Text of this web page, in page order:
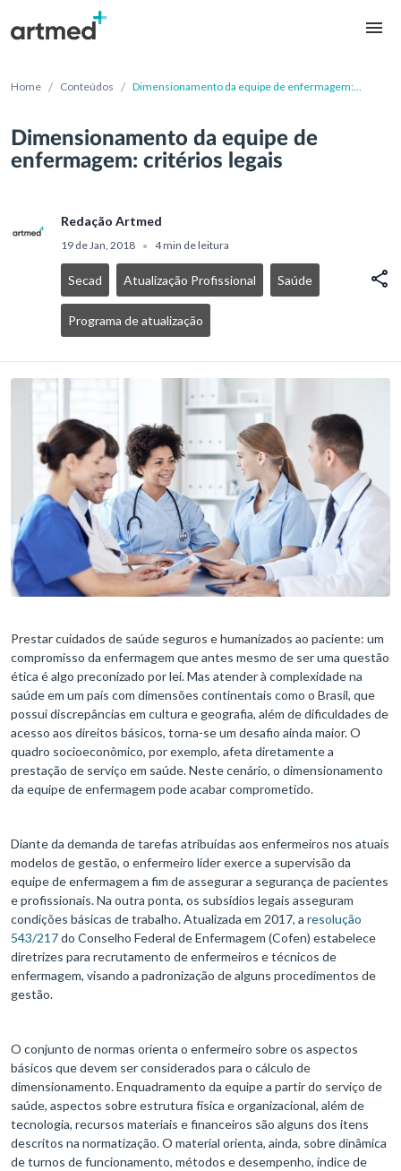
Home / Conteúdos / Dimensionamento da equipe de enfermagem:
Dimensionamento da equipe de
enfermagem: critérios legais
Redação Artmed
19 de Jan, 2018 • 4 min de leitura
Secad Atualização Profissional Saúde
Programa de atualização
Prestar cuidados de saúde seguros e humanizados ao paciente: um
compromisso da enfermagem que antes mesmo de ser uma questão
ética é algo preconizado por lei. Mas atender à complexidade na
saúde em um país com dimensões continentais como o Brasil, que
possui discrepâncias em cultura e geografia, além de dificuldades de
acesso aos direitos básicos, torna-se um desafio ainda maior. O
quadro socioeconômico, por exemplo, afeta diretamente a
prestação de serviço em saúde. Neste cenário, o dimensionamento
da equipe de enfermagem pode acabar comprometido.
Diante da demanda de tarefas atribuídas aos enfermeiros nos atuais
modelos de gestão, o enfermeiro líder exerce a supervisão da
equipe de enfermagem a fim de assegurar a segurança de pacientes
e profissionais. Na outra ponta, os subsídios legais asseguram
condições básicas de trabalho. Atualizada em 2017, a resolução
543/217do Conselho Federal de Enfermagem (Cofen) estabelece
diretrizes para recrutamento de enfermeiros e técnicos de
enfermagem, visando a padronização de alguns procedimentos de
gestão.
O conjunto de normas orienta o enfermeiro sobre os aspectos
básicos que devem ser considerados para o cálculo de
dimensionamento. Enquadramento da equipe a partir do serviço de
saúde, aspectos sobre estrutura física e organizacional, além de
tecnologia, recursos materiais e financeiros são alguns dos itens
descritos na normatização. O material orienta, ainda, sobre dinâmica
de turnos de funcionamento, métodos e desempenho, índice de